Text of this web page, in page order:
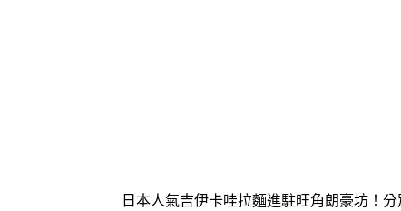
日本人氣吉伊卡哇拉麵進駐旺角朗豪坊！